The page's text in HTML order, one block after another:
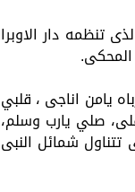
الذى تنظمه دار الاوبرا
يامن اناجى ، قلبي
صلي يارب وسلم،
شمائل النبى